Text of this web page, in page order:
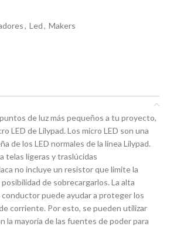
, Led, Makers
de luz más pequeños a tu proyecto,
LED de Lilypad. Los micro LED son una
de los LED normales de la línea Lilypad.
telas ligeras y traslúcidas
no incluye un resistor que limite la
de sobrecargarlos. La alta
puede ayudar a proteger los
corriente. Por esto, se pueden utilizar
la mayoría de las fuentes de poder para